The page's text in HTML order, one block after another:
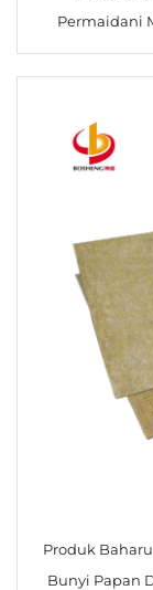
Permaidani
Produk
Bunyi Papan